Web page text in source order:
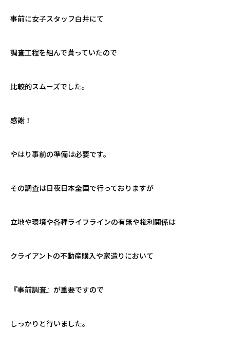
事前に女子スタッフ白井にて
調査工程を組んで貰っていたので
比較的スムーズでした。
感謝！
やはり事前の準備は必要です。
その調査は日夜日本全国で行っておりますが
立地や環境や各種ライフラインの有無や権利関係は
クライアントの不動産購入や家造りにおいて
『事前調査』が重要ですので
しっかりと行いました。